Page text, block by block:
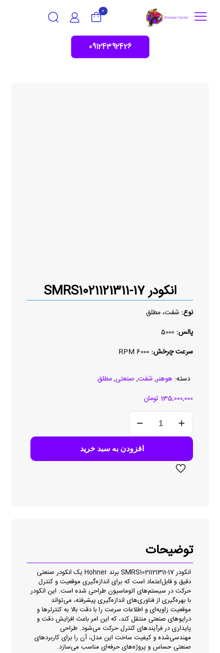
0
09124392426
انکودر SMRS1021121311-17
نوع: شفت، مطلق
پالس: 5000
سرعت چرخش:6000 RPM
دسته:هوهنر, شفت, صنعتی,مطلق
135,000,000 تومان
انکودر
SMRS1021121311-
17
عدد
افزودن به سبد خرید
توضیحات
انکودر SMRS1021121311-17 برند Hohner یک انکودر صنعتی
دقیق و قابل‌اعتماد است که برای اندازه‌گیری موقعیت و کنترل
حرکت در سیستم‌های اتوماسیون طراحی شده است. این انکودر
با بهره‌گیری از فناوری‌های اندازه‌گیری پیشرفته، می‌تواند
موقعیت زاویه‌ای و اطلاعات سرعت را با دقت بالا به کنترلرها و
درایوهای صنعتی منتقل کند، که این امر باعث افزایش دقت و
پایداری در فرآیندهای کنترل حرکت می‌شود. طراحی
مهندسی‌شده و کیفیت ساخت این مدل، آن را برای کاربردهای
صنعتی حساس و پروژه‌های حرفه‌ای مناسب می‌سازد.